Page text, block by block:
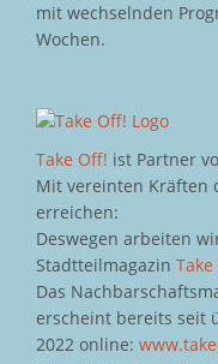
mit wechselnden
Wochen.
Take Off! ist Partner
Mit vereinten Kräften
erreichen:
Deswegen arbeiten
Stadtteilmagazin
Das
erscheint bereits seit
2022 online: